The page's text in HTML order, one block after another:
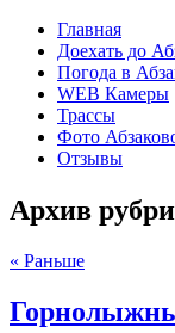
Главная
Доехать до
Погода в
WEB Камеры
Трассы
Фото
Отзывы
Архив
« Раньше